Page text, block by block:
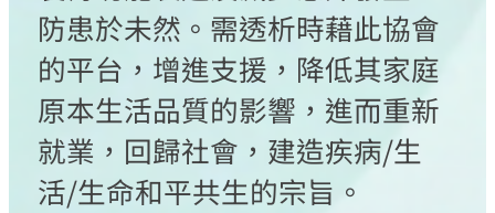
防患於未然。需透析時藉此協會
的平台，增進支援，降低其家庭
原本生活品質的影響，進而重新
就業，回歸社會，建造疾病/生
活/生命和平共生的宗旨。